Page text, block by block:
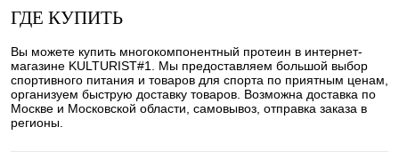
ГДЕ КУПИТЬ
Вы можете купить многокомпонентный протеин в интернет-
магазине KULTURIST#1. Мы предоставляем большой выбор
спортивного питания и товаров для спорта по приятным ценам,
организуем быструю доставку товаров. Возможна доставка по
Москве и Московской области, самовывоз, отправка заказа в
регионы.